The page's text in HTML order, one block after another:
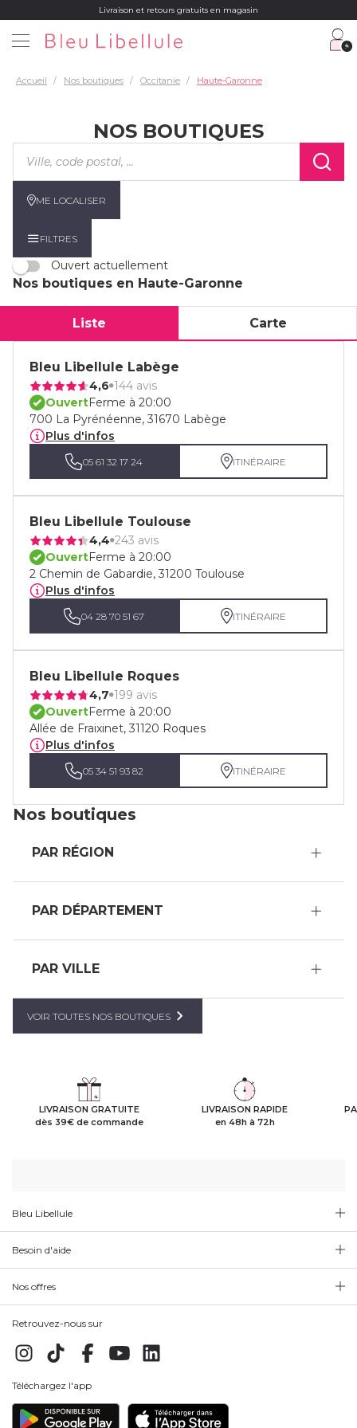
Livraison et retours gratuits en magasin
Accueil Nos boutiques Occitanie Haute-Garonne
NOS BOUTIQUES
Veuillez
renseigner
ME LOCALISER
FILTRES
Ouvert actuellement
Nos boutiques en Haute-Garonne
Liste Carte
Bleu Libellule Labège
4,6 144 avis
OuvertFerme à 20:00
700 La Pyrénéenne, 31670 Labège
Plus d'infos
05 61 32 17 24 ITINÉRAIRE
Bleu Libellule Toulouse
4,4 243 avis
OuvertFerme à 20:00
2 Chemin de Gabardie, 31200 Toulouse
Plus d'infos
04 28 70 51 67 ITINÉRAIRE
Bleu Libellule Roques
4,7 199 avis
OuvertFerme à 20:00
Allée de Fraixinet, 31120 Roques
Plus d'infos
05 34 51 93 82 ITINÉRAIRE
Nos boutiques
PAR RÉGION
PAR DÉPARTEMENT
PAR VILLE
VOIR TOUTES NOS BOUTIQUES
LIVRAISON GRATUITE
dès 39€ de commande
LIVRAISON RAPIDE
en 48h à 72h
Bleu Libellule
Besoin d'aide
Nos offres
Retrouvez-nous sur
Téléchargez l'app